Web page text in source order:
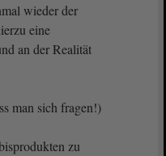
wieder der
eine
an der Realität
man sich fragen!)
zu